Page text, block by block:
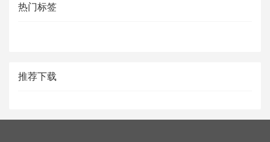
热门标签
推荐下载